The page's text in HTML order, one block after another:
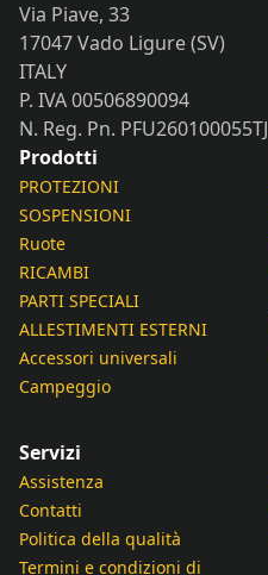
Via Piave, 33
17047 Vado Ligure (SV)
ITALY
P. IVA 00506890094
N. Reg. Pn. PFU260100055TJ
Prodotti
PROTEZIONI
SOSPENSIONI
Ruote
RICAMBI
PARTI SPECIALI
ALLESTIMENTI ESTERNI
Accessori universali
Campeggio
Servizi
Assistenza
Contatti
Politica della qualità
Termini e condizioni di